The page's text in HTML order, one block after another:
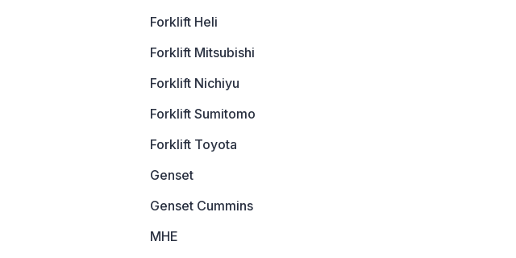
Forklift Heli
Forklift Mitsubishi
Forklift Nichiyu
Forklift Sumitomo
Forklift Toyota
Genset
Genset Cummins
MHE